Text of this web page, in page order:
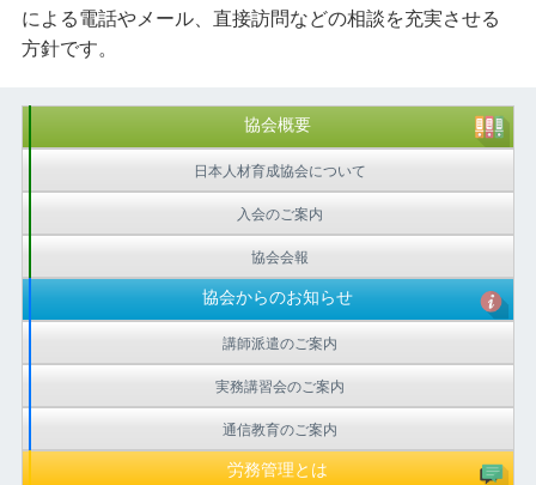
による電話やメール、直接訪問などの相談を充実させる
方針です。
協会概要
日本人材育成協会について
入会のご案内
協会会報
協会からのお知らせ
講師派遣のご案内
実務講習会のご案内
通信教育のご案内
労務管理とは